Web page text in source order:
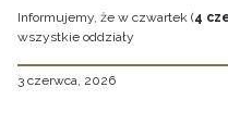
Informujemy, że w czwartek (4
wszystkie oddziały
3 czerwca, 2026